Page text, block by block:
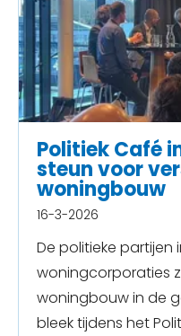
Politiek Café
steun voor
woningbouw
16-3-2026
De politieke partijen
woningcorporaties
woningbouw in de
bleek tijdens het